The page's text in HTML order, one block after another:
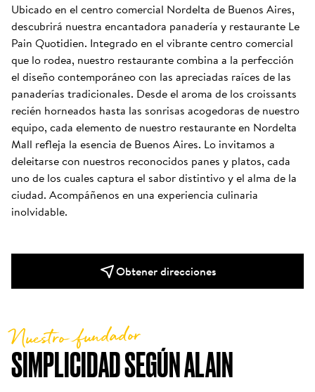
Ubicado en el centro comercial Nordelta de Buenos Aires,
descubrirá nuestra encantadora panadería y restaurante Le
Pain Quotidien. Integrado en el vibrante centro comercial
que lo rodea, nuestro restaurante combina a la perfección
el diseño contemporáneo con las apreciadas raíces de las
panaderías tradicionales. Desde el aroma de los croissants
recién horneados hasta las sonrisas acogedoras de nuestro
equipo, cada elemento de nuestro restaurante en Nordelta
Mall refleja la esencia de Buenos Aires. Lo invitamos a
deleitarse con nuestros reconocidos panes y platos, cada
uno de los cuales captura el sabor distintivo y el alma de la
ciudad. Acompáñenos en una experiencia culinaria
inolvidable.
Obtener direcciones
SIMPLICIDAD SEGÚN ALAIN
Nuestro fundador